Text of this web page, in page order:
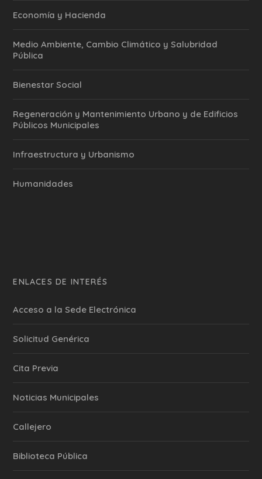
Economía y Hacienda
Medio Ambiente, Cambio Climático y Salubridad
Pública
Bienestar Social
Regeneración y Mantenimiento Urbano y de Edificios
Públicos Municipales
Infraestructura y Urbanismo
Humanidades
ENLACES DE INTERÉS
Acceso a la Sede Electrónica
Solicitud Genérica
Cita Previa
‎Noticias Municipales
Callejero
Biblioteca Pública